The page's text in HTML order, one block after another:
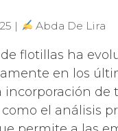
| Abda De Lira
flotillas ha
en los
incorporación de
el análisis